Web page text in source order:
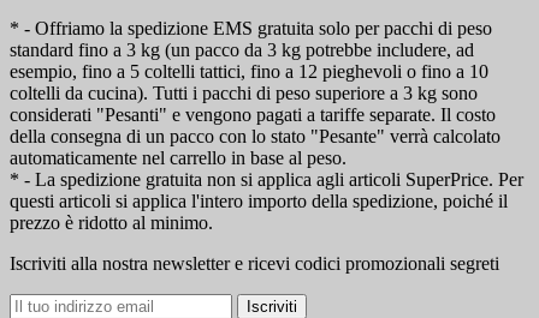
* - Offriamo la spedizione EMS gratuita solo per pacchi di peso
standard fino a 3 kg (un pacco da 3 kg potrebbe includere, ad
esempio, fino a 5 coltelli tattici, fino a 12 pieghevoli o fino a 10
coltelli da cucina). Tutti i pacchi di peso superiore a 3 kg sono
considerati "Pesanti" e vengono pagati a tariffe separate. Il costo
della consegna di un pacco con lo stato "Pesante" verrà calcolato
automaticamente nel carrello in base al peso.
* - La spedizione gratuita non si applica agli articoli SuperPrice. Per
questi articoli si applica l'intero importo della spedizione, poiché il
prezzo è ridotto al minimo.
Iscriviti alla nostra newsletter e ricevi codici promozionali segreti
Iscriviti